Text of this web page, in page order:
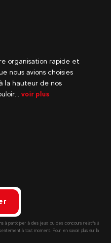
organisation rapide et
nous avions choisies
la hauteur de nos
voir plus
à participer à des jeux ou des concours relatifs à
à tout moment. Pour en savoir plus sur la